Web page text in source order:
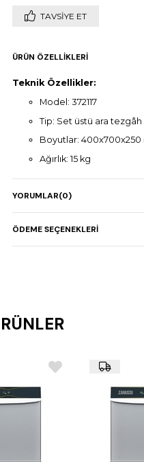
TAVSIYE ET
ÜRÜN ÖZELLIKLERI
Teknik Özellikler:
Model: 372117
Tip: Set üstü ara
Boyutlar: 400x700x250
Ağırlık: 15 kg
Paslanmaz çelik yapı
Çekmeceli tasarım ile
Kompakt ve dayanıklı
YORUMLAR(0)
ÖDEME SEÇENEKLERI